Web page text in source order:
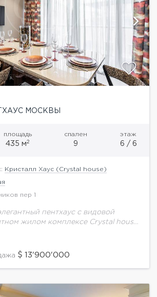
МОСКВЫ
площадь
435 м2
спален
9
этаж
6 / 6
Кристалл Хаус (Crystal house)
пер 1
пентхаус с видовой
жилом комплексе Crystal house.
готово к проживанию; обустроены
и...
13'900'000